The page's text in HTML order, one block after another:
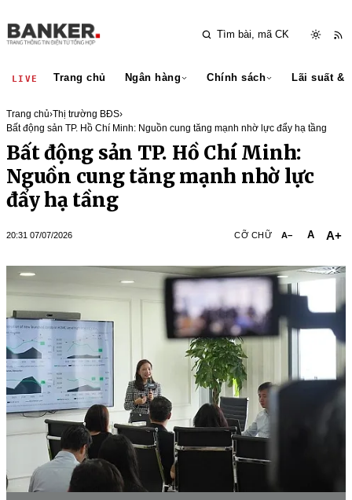
LIVE Trang chủ Ngân hàng Chính sách Lãi suất &
Trang chủ›Thị trường BĐS›
Bất động sản TP. Hồ Chí Minh: Nguồn cung tăng mạnh nhờ lực đẩy hạ tầng
Bất động sản TP. Hồ Chí Minh:
Nguồn cung tăng mạnh nhờ lực
đẩy hạ tầng
20:31 07/07/2026 CỠ CHỮ A− A A+